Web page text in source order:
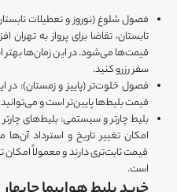
فصول شلوغ (نوروز و تعطیلات
تابستان، تقاضا برای پرواز به
قیمت‌ها می‌شود. در این زمان‌ها بهتر
سفر رزرو کنید.
فصول خلوت‌تر (پاییز و زمستان):
قیمت بلیط‌ها پایین‌تر است و می‌توانید
بلیط چارتر و سیستمی: بلیط‌های چارتر
امکان تغییر تاریخ و استرداد
قیمت ثابت‌تری دارند و معمولاً امکان
است.